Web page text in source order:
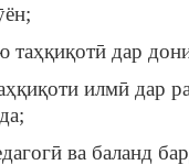
таҳқиқотӣ дар
илмӣ дар
ва баланд